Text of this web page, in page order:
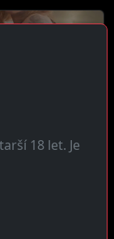
přímá žena která
18 let. Je